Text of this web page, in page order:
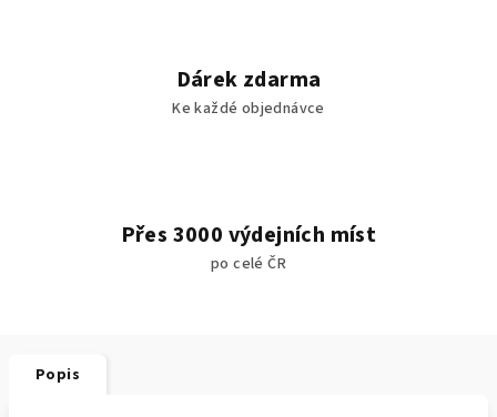
Dárek zdarma
Ke každé objednávce
Přes 3000 výdejních míst
po celé ČR
Popis